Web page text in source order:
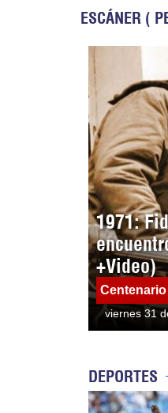
ESCÁNER (
1971:
+Video)
Centenario
viernes 31
DEPORTES